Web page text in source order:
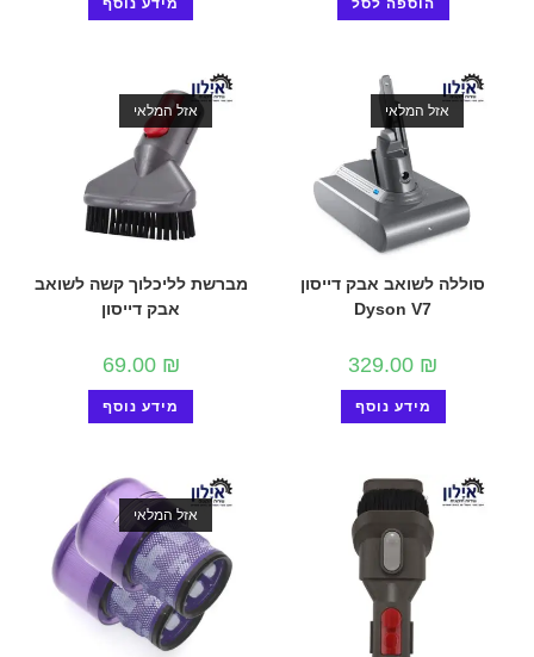
אזל המלאי
סוללה לשואב אבק דייסון
Dyson V7
329.00 ₪
מידע נוסף
אזל המלאי
מברשת לליכלוך קשה לשואב
אבק דייסון
69.00 ₪
מידע נוסף
אזל המלאי